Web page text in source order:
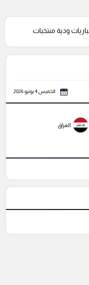
ودية منتخبات
الخميس 4 يونيو 2026
العراق